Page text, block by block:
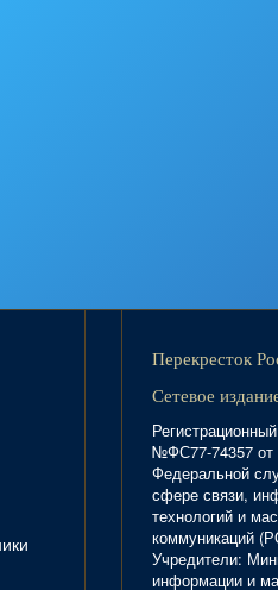
Перекресток
Сетевое
№ФС77-74357 от
Федеральной
сфере связи,
технологий и
коммуникаций
Учредители:
информации и